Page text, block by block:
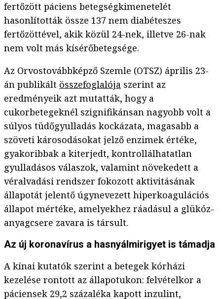
fertőzött páciens betegségkimenetelét
hasonlították össze 137 nem diabéteszes
fertőzöttével, akik közül 24-nek, illetve 26-nak
nem volt más kísérőbetegsége.
Az Orvostovábbképző Szemle (OTSZ) április 23-
án publikált összefoglalója szerint az
eredményeik azt mutatták, hogy a
cukorbetegeknél szignifikánsan nagyobb volt a
súlyos tüdőgyulladás kockázata, magasabb a
szöveti károsodásokat jelző enzimek értéke,
gyakoribbak a kiterjedt, kontrollálhatatlan
gyulladásos válaszok, valamint növekedett a
véralvadási rendszer fokozott aktivitásának
állapotát jelentő úgynevezett hiperkoagulációs
állapot mértéke, amelyekhez ráadásul a glükóz-
anyagcsere zavara is társult.
Az új koronavírus a hasnyálmirigyet is támadja
A kínai kutatók szerint a betegek kórházi
kezelése rontott az állapotukon: felvételkor a
páciensek 29,2 százaléka kapott inzulint,